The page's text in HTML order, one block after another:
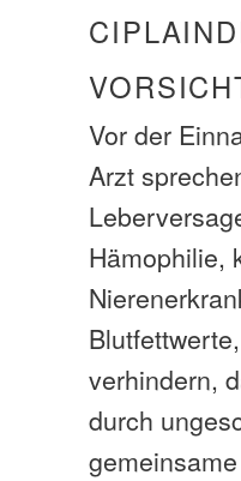
Vor der
Arzt
Hämophilie,
verhindern,
durch